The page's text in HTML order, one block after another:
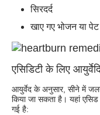
सिरदर्द
खाए गए भोजन या
एसिडिटी के लिए
आयुर्वेद के अनुसार, सीने में
किया जा सकता है। यहां एसिड
गई है: